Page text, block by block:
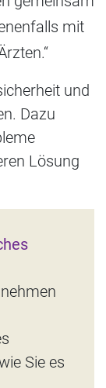
mit
und
Dazu
Lösung
Sie es